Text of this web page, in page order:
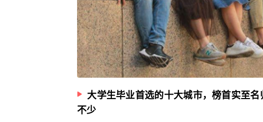
大学生毕业首选的十大城市，榜首实至
不少